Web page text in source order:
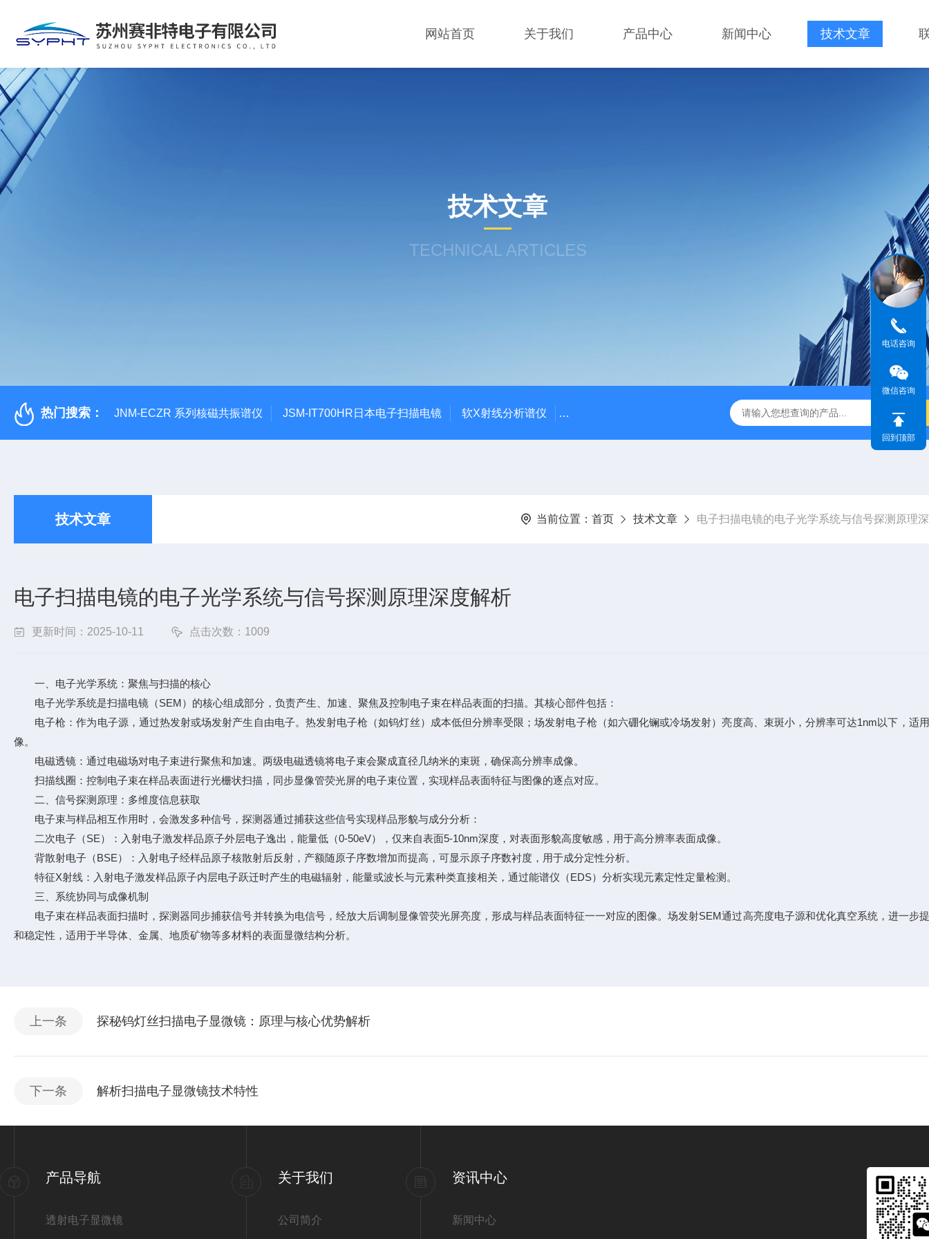
网站首页 关于我们 产品中心 新闻中心 技术文章
技术文章
TECHNICAL ARTICLES
热门搜索： JNM-ECZR 系列核磁共振谱仪 JSM-IT700HR日本电子扫描电镜 软X射线分析谱仪 ROHS金属成分分析仪 液氮液氦回收系统 IB-19530CP日本电子
技术文章 当前位置： 首页 技术文章 电子扫描电镜的电子光学系统与信号探测原理
电子扫描电镜的电子光学系统与信号探测原理深度解析
更新时间：2025-10-11 点击次数：1009
一、电子光学系统：聚焦与扫描的核心
电子光学系统是扫描电镜（SEM）的核心组成部分，负责产生、加速、聚焦及控制电子束在样品表面的扫描。其核心部件包括：
电子枪：作为电子源，通过热发射或场发射产生自由电子。热发射电子枪（如钨灯丝）成本低但分辨率受限；场发射电子枪（如六硼化镧或冷场发射）亮度高、束斑小，分辨率可达1nm以下，适
像。
电磁透镜：通过电磁场对电子束进行聚焦和加速。两级电磁透镜将电子束会聚成直径几纳米的束斑，确保高分辨率成像。
扫描线圈：控制电子束在样品表面进行光栅状扫描，同步显像管荧光屏的电子束位置，实现样品表面特征与图像的逐点对应。
二、信号探测原理：多维度信息获取
电子束与样品相互作用时，会激发多种信号，探测器通过捕获这些信号实现样品形貌与成分分析：
二次电子（SE）：入射电子激发样品原子外层电子逸出，能量低（0-50eV），仅来自表面5-10nm深度，对表面形貌高度敏感，用于高分辨率表面成像。
背散射电子（BSE）：入射电子经样品原子核散射后反射，产额随原子序数增加而提高，可显示原子序数衬度，用于成分定性分析。
特征X射线：入射电子激发样品原子内层电子跃迁时产生的电磁辐射，能量或波长与元素种类直接相关，通过能谱仪（EDS）分析实现元素定性定量检测。
三、系统协同与成像机制
电子束在样品表面扫描时，探测器同步捕获信号并转换为电信号，经放大后调制显像管荧光屏亮度，形成与样品表面特征一一对应的图像。场发射SEM通过高亮度电子源和优化真空系统，进一步
和稳定性，适用于半导体、金属、地质矿物等多材料的表面显微结构分析。
上一条 探秘钨灯丝扫描电子显微镜：原理与核心优势解析
下一条 解析扫描电子显微镜技术特性
产品导航
透射电子显微镜
关于我们
公司简介
资讯中心
新闻中心
电话咨询
微信咨询
回到顶部